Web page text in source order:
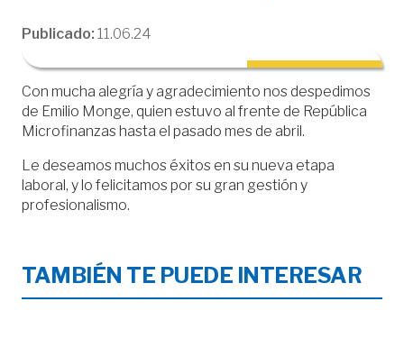
Publicado: 11.06.24
Con mucha alegría y agradecimiento nos despedimos
de Emilio Monge, quien estuvo al frente de República
Microfinanzas hasta el pasado mes de abril.
Le deseamos muchos éxitos en su nueva etapa
laboral, y lo felicitamos por su gran gestión y
profesionalismo.
TAMBIÉN TE PUEDE INTERESAR